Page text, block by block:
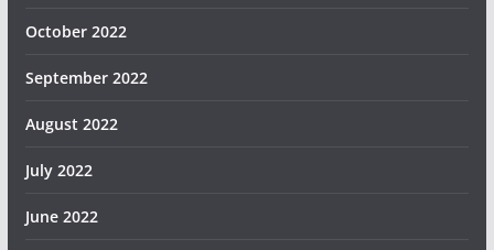
October 2022
September 2022
August 2022
July 2022
June 2022